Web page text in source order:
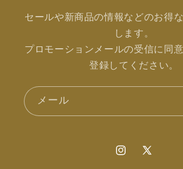
セールや新商品の情報などのお得
します。
プロモーションメールの受信に同
登録してください。
メール
Instagram
X